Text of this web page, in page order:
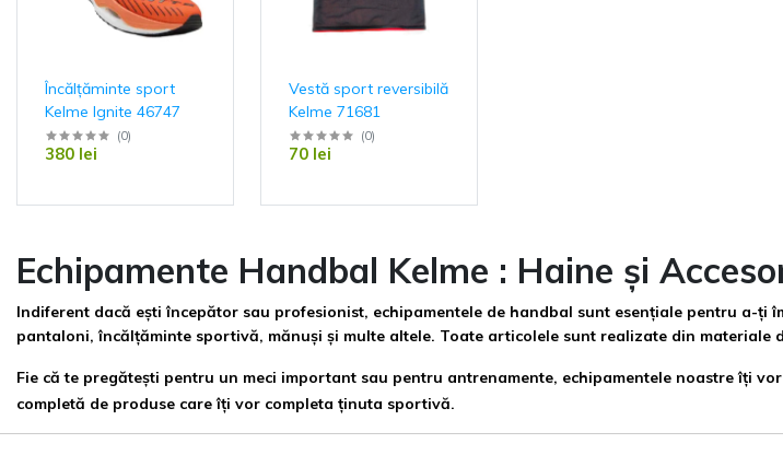
Încălțăminte sport
Kelme Ignite 46747
(0)
380 lei
Vestă sport reversibilă
Kelme 71681
(0)
70 lei
Echipamente Handbal Kelme : Haine și
Indiferent dacă ești începător sau profesionist, echipamentele de handbal sunt esențiale pentru a-
pantaloni, încălțăminte sportivă, mănuși și multe altele. Toate articolele sunt realizate din
Fie că te pregătești pentru un meci important sau pentru antrenamente, echipamentele noastre îți
completă de produse care îți vor completa ținuta sportivă.